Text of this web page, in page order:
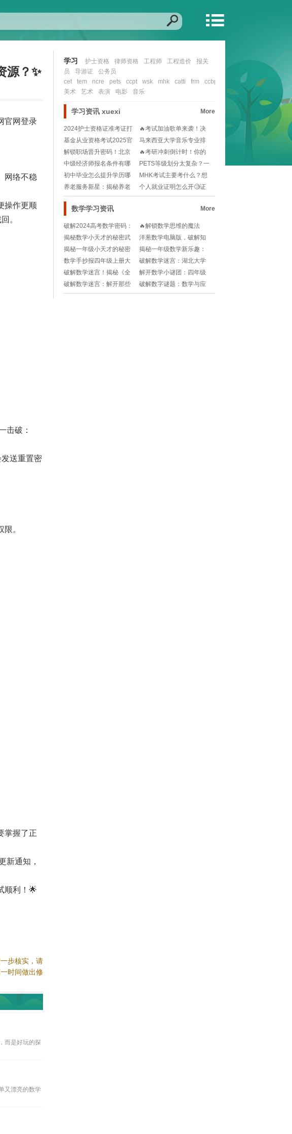
源？✨
官网登录
网络不稳
操作更顺
。
击破：
送重置密
。
掌握了正
新通知，
顺利！🌟
步核实，请
时间做出修
而是好玩的探
又漂亮的数学
学习 护士资格 律师资格 工程师 工程造价
报关
员
导游证
公务员
cet
tem ncre pets ccpt wsk mhk catti frm ccbp nit ccie ocp
美术
艺术 表演 电影 音乐
学习资讯 xuexi More
2024护士资格证准考证打
印入口在哪？如
🔥考试加油歌单来袭！决
战考场，励志曲目助
基金从业资格考试2025官
网报名流程？小
马来西亚大学音乐专业排
名如何？想留学选校
解锁职场晋升密码！北京
人力资源管理师报考
🔥考研冲刺倒计时！你的
2025备考时间规
中级经济师报名条件有哪
些？工作年限怎么算
PETS等级划分太复杂？一
文读懂考试难度
初中毕业怎么提升学历哪
个简单🧐快速提升学
MHK考试主要考什么？想
拿高分必看的备考
养老服务新星：揭秘养老
护理员的温馨守护者
个人就业证明怎么开🧐证
件齐全才能安心求职
数学学习资讯 More
破解2024高考数学密码：
解题神器&策略大揭秘!
🔥解锁数学思维的魔法
门：如何绘制出惊艳的思
维导图？🎯
揭秘数学小天才的秘密武
器！一年级上册9课时通关
攻略🎯!
洋葱数学电脑版，破解知
识迷宫的秘密开关💻!
揭秘一年级小天才的秘密
武器：数学启蒙大作战!
揭秘一年级数学新乐趣：
上册试卷题打印指南📝!
数学手抄报四年级上册大
数的认识？📝如何设计才
吸睛？🌟
破解数学迷宫：湖北大学
数学与统计学学院探秘之
旅📊📚
破解数学迷宫！揭秘《全
品作业本》八年级上册电
子版的秘密武器!
解开数学小谜团：四年级
上册电子书，让学习变得
更有趣！🧩📚
破解数学迷宫：解开那些
让人拍案叫绝的趣味题🎯!
破解数字谜题：数学与应
用数学专业导论的心灵碰